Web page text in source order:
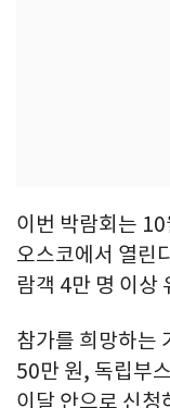
이번 박람회는
오스코에서 열린
람객 4만 명 이상
참가를 희망하는
50만 원, 독립부
이달 안으로 신청